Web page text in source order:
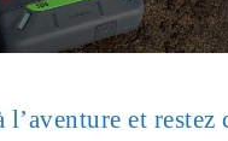
l’aventure et restez